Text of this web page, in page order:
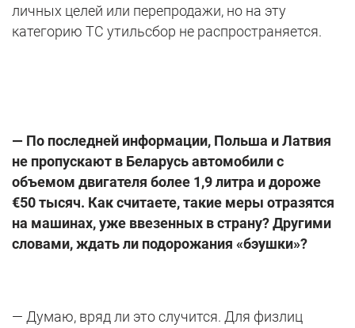
личных целей или перепродажи, но на эту
категорию ТС утильсбор не распространяется.
— По последней информации, Польша и Латвия
не пропускают в Беларусь автомобили с
объемом двигателя более 1,9 литра и дороже
€50 тысяч. Как считаете, такие меры отразятся
на машинах, уже ввезенных в страну? Другими
словами, ждать ли подорожания «бэушки»?
— Думаю, вряд ли это случится. Для физлиц